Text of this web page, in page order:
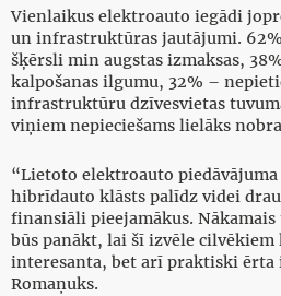
Vienlaikus elektroauto iegādi
un infrastruktūras jautājumi.
šķērsli min augstas izmaksas,
kalpošanas ilgumu, 32% –
infrastruktūru dzīvesvietas
viņiem nepieciešams lielāks
“Lietoto elektroauto piedāvājuma
hibrīdauto klāsts palīdz videi
finansiāli pieejamākus.
būs panākt, lai šī izvēle
interesanta, bet arī praktiski ērta
Romaņuks.